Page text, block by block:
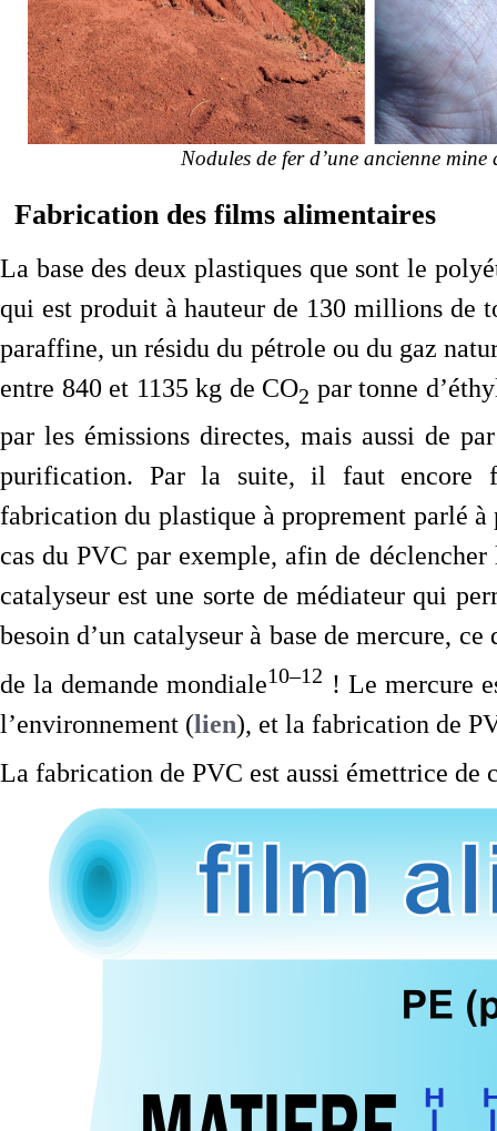
Nodules de fer d’une ancienne
Fabrication des films alimentaires
La base des deux plastiques que sont le
qui est produit à hauteur de 130 millions de
paraffine, un résidu du pétrole ou du gaz
entre 840 et 1135 kg de CO2 par tonne
par les émissions directes, mais aussi de
purification. Par la suite, il faut encore
fabrication du plastique à proprement parlé
cas du PVC par exemple, afin de
catalyseur est une sorte de médiateur qui
besoin d’un catalyseur à base de mercure,
de la demande mondiale10–12 ! Le mercure
l’environnement (lien), et la fabrication de
La fabrication de PVC est aussi émettrice de